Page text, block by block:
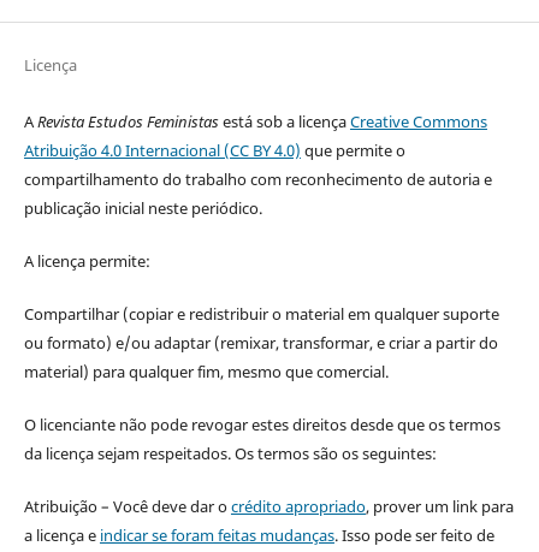
Licença
ARevista Estudos Feministasestá sob a licençaCreative Commons
Atribuição 4.0 Internacional (CC BY 4.0) que permite o
compartilhamento do trabalho com reconhecimento de autoria e
publicação inicial neste periódico.
A licença permite:
Compartilhar (copiar e redistribuir o material em qualquer suporte
ou formato) e/ou adaptar (remixar, transformar, e criar a partir do
material) para qualquer fim, mesmo que comercial.
O licenciante não pode revogar estes direitos desde que os termos
da licença sejam respeitados. Os termos são os seguintes:
Atribuição – Você deve dar ocrédito apropriado, prover um link para
a licença e indicar se foram feitas mudanças. Isso pode ser feito de